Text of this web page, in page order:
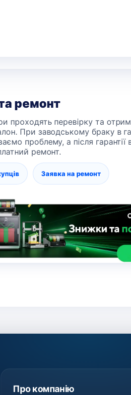
ремонт
проходять перевірку та
При заводському браку в
проблему, а після
ремонт.
Заявка на ремонт
Про компанію